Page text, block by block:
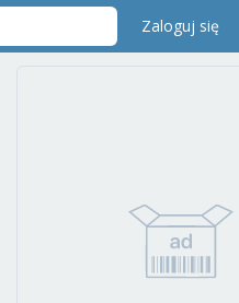
Zaloguj się